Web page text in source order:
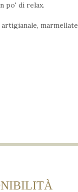
po' di relax.
marmellate